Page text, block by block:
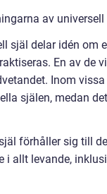
av
själ delar idén om
En av de
Inom
själen, medan
förhåller sig till
i allt levande,